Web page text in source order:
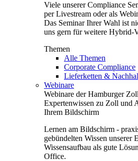
Viele unserer Compliance
per Livestream oder als
Das Seminar Ihrer Wahl ist
uns gern für weitere Hybrid-
Themen
Alle Themen
Corporate Compliance
Lieferketten &
Webinare
Webinare der Hamburger
Expertenwissen zu Zoll und
Ihrem Bildschirm
Lernen am Bildschirm -
gebündelten Wissen unserer
Wissensaufbau als gute
Office.